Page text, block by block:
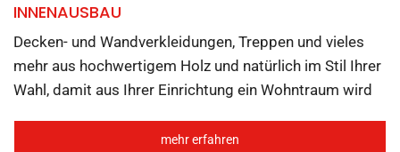
INNENAUSBAU
Decken- und Wandverkleidungen, Treppen und vieles
mehr aus hochwertigem Holz und natürlich im Stil Ihrer
Wahl, damit aus Ihrer Einrichtung ein Wohntraum wird
mehr erfahren